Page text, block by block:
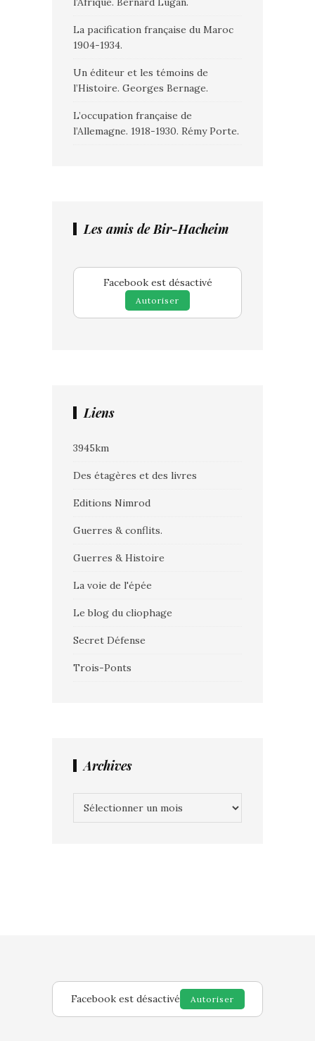
La pacification française du Maroc
1904-1934.
Un éditeur et les témoins de
l’Histoire. Georges Bernage.
L’occupation française de
l’Allemagne. 1918-1930. Rémy Porte.
Les amis de Bir-Hacheim
Facebook est désactivé
Autoriser
Liens
3945km
Des étagères et des livres
Editions Nimrod
Guerres & conflits.
Guerres & Histoire
La voie de l'épée
Le blog du cliophage
Secret Défense
Trois-Ponts
Archives
Facebook est désactivé Autoriser